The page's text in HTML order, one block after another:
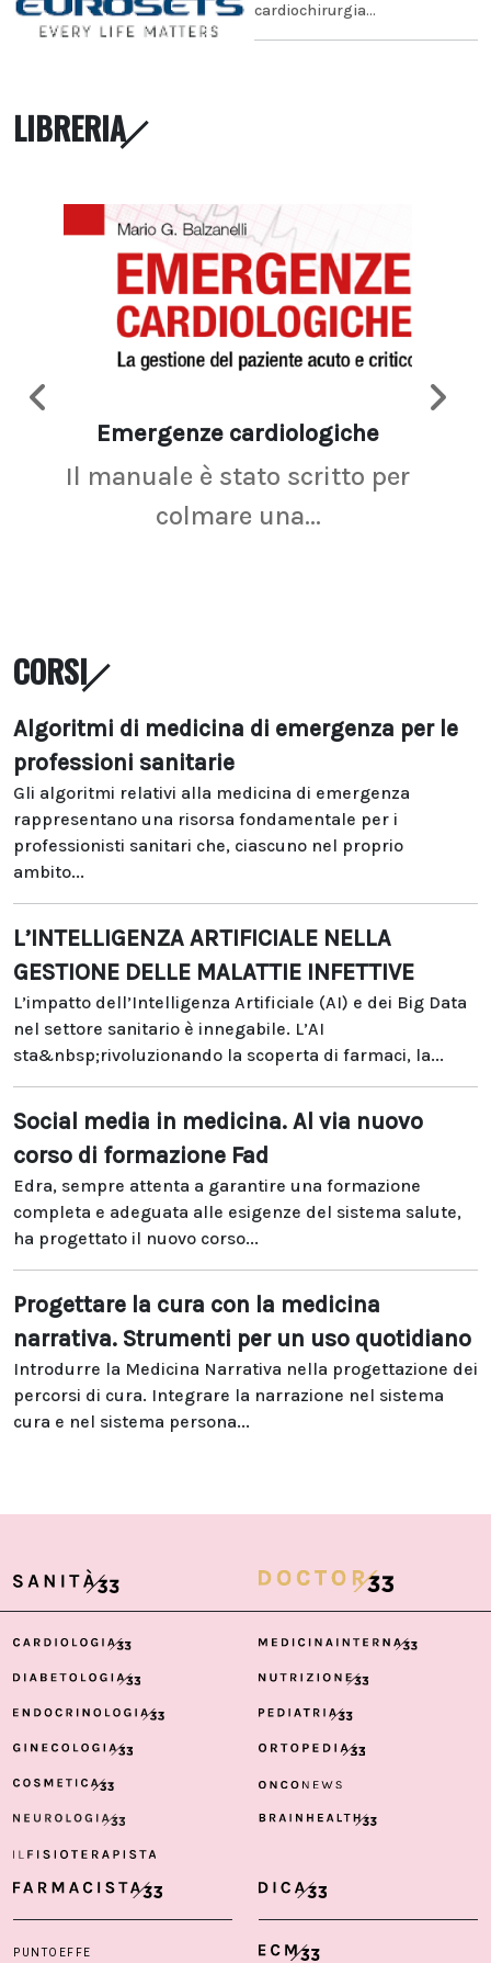
cardiochirurgia...
LIBRERIA
Emergenze cardiologiche
Il manuale è stato scritto per
colmare una...
CORSI
Algoritmi di medicina di emergenza per le
professioni sanitarie
Gli algoritmi relativi alla medicina di emergenza
rappresentano una risorsa fondamentale per i
professionisti sanitari che, ciascuno nel proprio
ambito...
L’INTELLIGENZA ARTIFICIALE NELLA
GESTIONE DELLE MALATTIE INFETTIVE
L’impatto dell’Intelligenza Artificiale (AI) e dei Big Data
nel settore sanitario è innegabile. L’AI
sta&nbsp;rivoluzionando la scoperta di farmaci, la...
Social media in medicina. Al via nuovo
corso di formazione Fad
Edra, sempre attenta a garantire una formazione
completa e adeguata alle esigenze del sistema salute,
ha progettato il nuovo corso...
Progettare la cura con la medicina
narrativa. Strumenti per un uso quotidiano
Introdurre la Medicina Narrativa nella progettazione dei
percorsi di cura. Integrare la narrazione nel sistema
cura e nel sistema persona...